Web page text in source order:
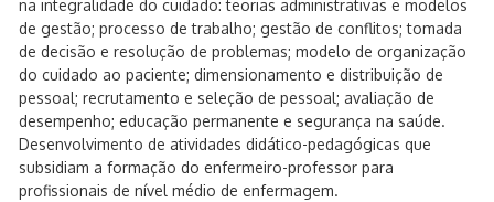
na integralidade do cuidado: teorias administrativas e modelos
de gestão; processo de trabalho; gestão de conflitos; tomada
de decisão e resolução de problemas; modelo de organização
do cuidado ao paciente; dimensionamento e distribuição de
pessoal; recrutamento e seleção de pessoal; avaliação de
desempenho; educação permanente e segurança na saúde.
Desenvolvimento de atividades didático-pedagógicas que
subsidiam a formação do enfermeiro-professor para
profissionais de nível médio de enfermagem.